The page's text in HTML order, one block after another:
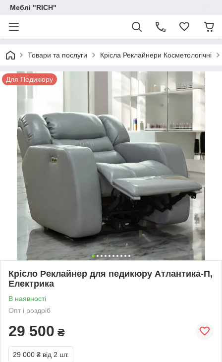
Меблі "RICH"
Товари та послуги Крісла Реклайнери Косметологічні
Для Педикюру
Крісло Реклайнер для педикюру Атлантика-П,
Електрика
В наявності
Опт і роздріб
29 500 ₴
29 000 ₴ від 2 шт.